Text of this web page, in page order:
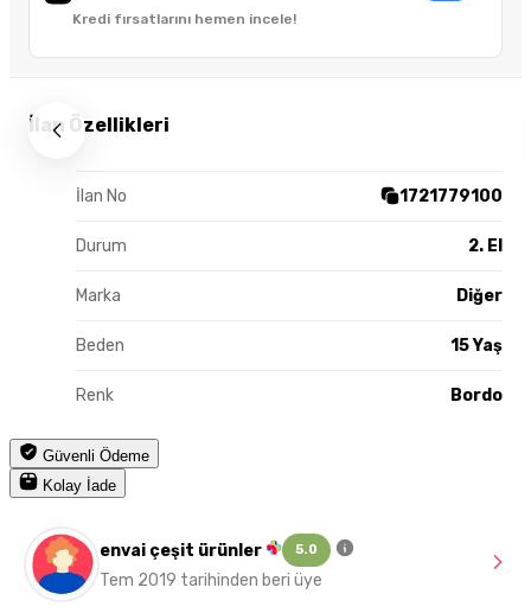
Kredi fırsatlarını hemen incele!
İlan Özellikleri
İlan No 1721779100
Durum 2. El
Marka Diğer
Beden 15 Yaş
Renk Bordo
Güvenli Ödeme
Kolay İade
envai çeşit ürünler 5.0
Tem 2019 tarihinden beri üye